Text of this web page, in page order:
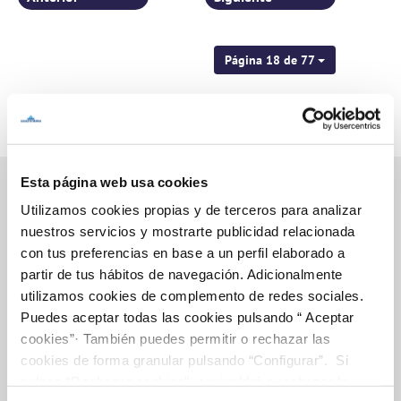
Esta página web usa cookies
Utilizamos cookies propias y de terceros para analizar
nuestros servicios y mostrarte publicidad relacionada
con tus preferencias en base a un perfil elaborado a
partir de tus hábitos de navegación. Adicionalmente
utilizamos cookies de complemento de redes sociales.
Puedes aceptar todas las cookies pulsando “ Aceptar
cookies”· También puedes permitir o rechazar las
cookies de forma granular pulsando “Configurar”. Si
Página 18 de 77
Inicio
Gestiones Online
FACTURAS, PAGOS Y CONSUMOS